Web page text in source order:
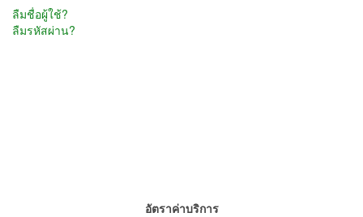
ลืมชื่อผู้ใช้?
ลืมรหัสผ่าน?
อัตราค่าบริการ